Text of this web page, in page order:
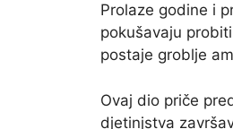
Prolaze godine i
pokušavaju
postaje groblje
Ovaj dio priče
djetinjstva